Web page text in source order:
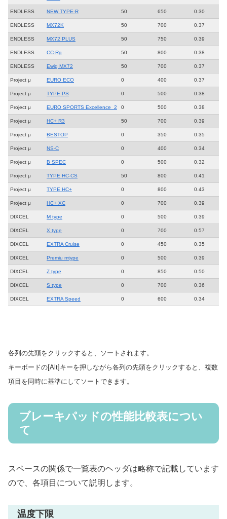
ENDLESS NEW TYPE-R 50 650 0.30
ENDLESS MX72K 50 700 0.37
ENDLESS MX72 PLUS 50 750 0.39
ENDLESS CC-Rg 50 800 0.38
ENDLESS Ewig MX72 50 700 0.37
Project μ EURO ECO 0 400 0.37
Project μ TYPE PS 0 500 0.38
Project μ EURO SPORTS Excellence_2 0 500 0.38
Project μ HC+ R3 50 700 0.39
Project μ BESTOP 0 350 0.35
Project μ NS-C 0 400 0.34
Project μ B SPEC 0 500 0.32
Project μ TYPE HC-CS 50 800 0.41
Project μ TYPE HC+ 0 800 0.43
Project μ HC+ XC 0 700 0.39
DIXCEL M type 0 500 0.39
DIXCEL X type 0 700 0.57
DIXCEL EXTRA Cruise 0 450 0.35
DIXCEL Premiu mtype 0 500 0.39
DIXCEL Z type 0 850 0.50
DIXCEL S type 0 700 0.36
DIXCEL EXTRA Speed 0 600 0.34
各列の先頭をクリックすると、ソートされます。
キーボードの[Alt]キーを押しながら各列の先頭をクリックすると、複数
項目を同時に基準にしてソートできます。
ブレーキパッドの性能比較表につい
て
スペースの関係で一覧表のヘッダは略称で記載しています
ので、各項目について説明します。
温度下限